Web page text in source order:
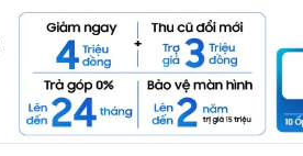
Quảng cáo